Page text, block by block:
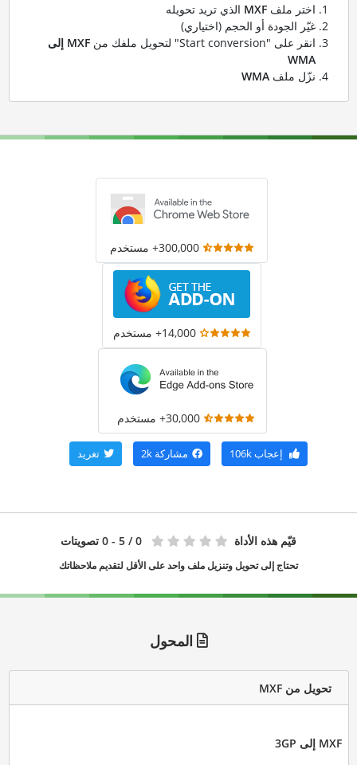
اختر ملف MXFالذي تريد تحويله
غيّر الجودة أو الحجم (اختياري)
انقر على "Start conversion" لتحويل ملفك من
MXF إلى
WMA
نزّل ملف WMA
300,000+ مستخدم
14,000+ مستخدم
30,000+ مستخدم
إعجاب106k مشاركة 2k تغريد
قيّم هذه الأداة 0 / 5 - 0 تصويتات
تحتاج إلى تحويل وتنزيل ملف واحد على الأقل لتقديم ملاحظاتك
المحول
تحويل من MXF
MXF إلى 3GP